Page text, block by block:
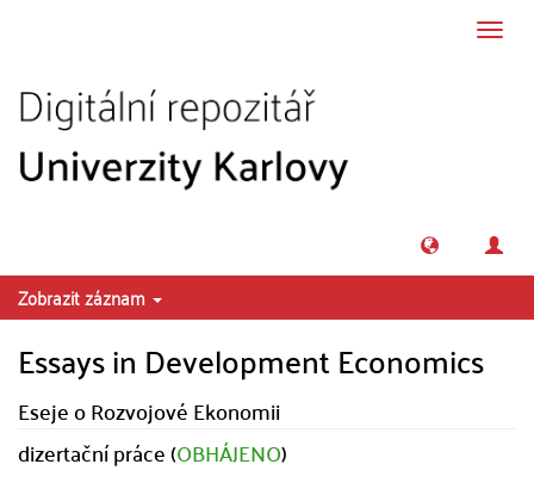
Zobrazit záznam
Essays in Development Economics
Eseje o Rozvojové Ekonomii
dizertační práce (OBHÁJENO)